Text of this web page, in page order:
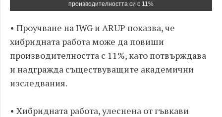
производителността си с 11%
• Проучване на IWG и ARUP показва, че
хибридната работа може да повиши
производителността с 11%, като потвърждава
и надгражда съществуващите академични
изследвания.
• Хибридната работа, улеснена от гъвкави